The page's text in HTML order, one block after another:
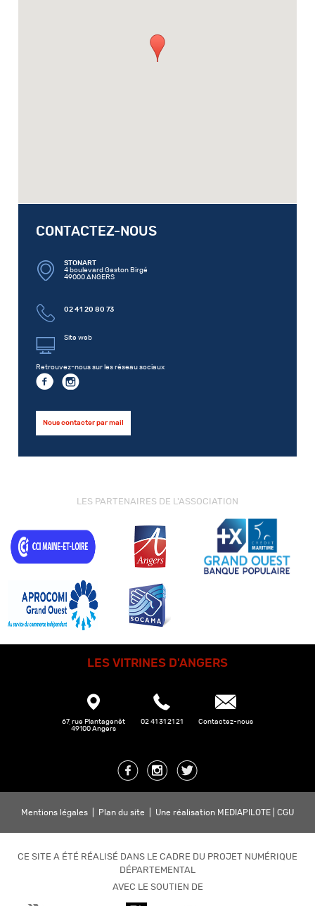
CONTACTEZ-NOUS
STONART
4 boulevard Gaston Birgé
49000 ANGERS
02 41 20 80 73
Site web
Retrouvez-nous sur les réseau sociaux
Nous contacter par mail
LES PARTENAIRES DE L'ASSOCIATION
LES VITRINES D'ANGERS
67, rue Plantagenêt
49100 Angers
02 41 31 21 21 Contactez-nous
Mentions légales Plan du site Une réalisation MEDIAPILOTE CGU
CE SITE A ÉTÉ RÉALISÉ DANS LE CADRE DU PROJET NUMÉRIQUE
DÉPARTEMENTAL
AVEC LE SOUTIEN DE